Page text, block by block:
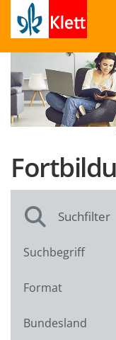
Suchfilter
Suchbegriff
Format
Bundesland